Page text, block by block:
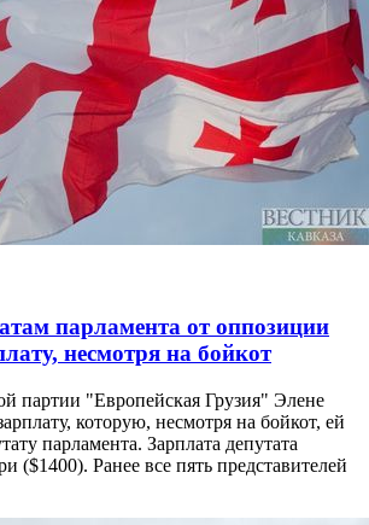
парламента от оппозиции
несмотря на бойкот
партии "Европейская Грузия" Элене
которую, несмотря на бойкот, ей
парламента. Зарплата депутата
($1400). Ранее все пять представителей